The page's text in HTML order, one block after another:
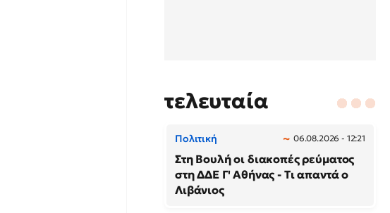
τελευταία
Πολιτική 06.08.2026 - 12:21
Στη Βουλή οι διακοπές ρεύματος
στη ΔΔΕ Γ' Αθήνας - Τι απαντά ο
Λιβάνιος